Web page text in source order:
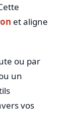
et aligne
ou par
un
vos